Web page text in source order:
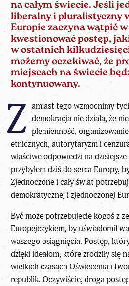
na całym świecie. Jeśli
liberalny i pluralistyczny
Europie zaczyna wątpić
kwestionować postęp,
w ostatnich
możemy oczekiwać, że
miejscach na świecie
kontynuowany.
Z amiast tego wzmocnimy
demokracja nie działa, że
plemienność,
etnicznych, autorytaryzm i
właściwe odpowiedzi na
przybyłem dziś do serca Europy,
Zjednoczone i cały świat
demokratycznej i zjednoczonej
Być może potrzebujecie kogoś z
Europejczykiem, by uświadomił
waszego osiągnięcia. Postęp,
dzięki ideałom, które zrodziły się
wielkich czasach Oświecenia i
republik. Oczywiście, droga